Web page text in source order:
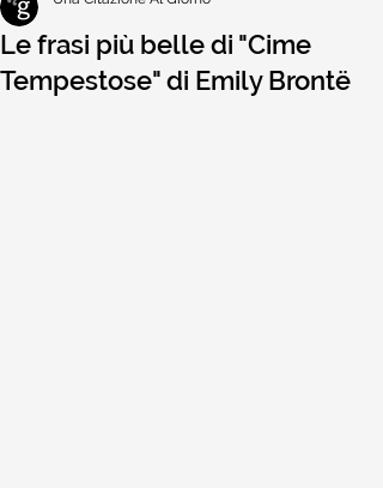
Le frasi più belle di "Cime
Tempestose" di Emily Brontë